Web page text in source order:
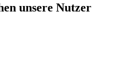
unsere Nutzer